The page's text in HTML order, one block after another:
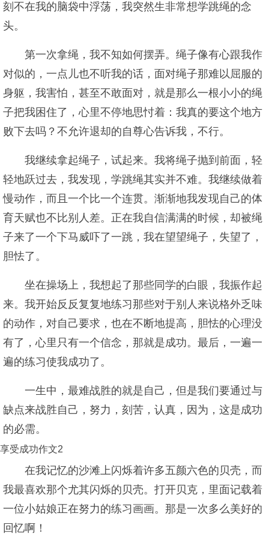
刻不在我的脑袋中浮荡，我突然生非常想学跳绳的念
头。
第一次拿绳，我不知如何摆弄。绳子像有心跟我作
对似的，一点儿也不听我的话，面对绳子那难以屈服的
身躯，我害怕，甚至不敢面对，就是那么一根小小的绳
子把我困住了，心里不停地思忖着：我真的要这个地方
败下去吗？不允许退却的自尊心告诉我，不行。
我继续拿起绳子，试起来。我将绳子抛到前面，轻
轻地跃过去，我发现，学跳绳其实并不难。我继续做着
慢动作，而且一个比一个连贯。渐渐地我发现自己的体
育天赋也不比别人差。正在我自信满满的时候，却被绳
子来了一个下马威吓了一跳，我在望望绳子，失望了，
胆怯了。
坐在操场上，我想起了那些同学的白眼，我振作起
来。我开始反反复复地练习那些对于别人来说格外乏味
的动作，对自己要求，也在不断地提高，胆怯的心理没
有了，心里只有一个信念，那就是成功。最后，一遍一
遍的练习使我成功了。
一生中，最难战胜的就是自己，但是我们要通过与
缺点来战胜自己，努力，刻苦，认真，因为，这是成功
的必需。
享受成功作文2
在我记忆的沙滩上闪烁着许多五颜六色的贝壳，而
我最喜欢那个尤其闪烁的贝壳。打开贝克，里面记载着
一位小姑娘正在努力的练习画画。那是一次多么美好的
回忆啊！